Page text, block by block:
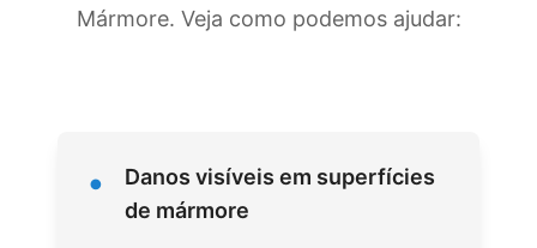
Mármore. Veja como podemos ajudar:
•
Danos visíveis em superfícies
de mármore